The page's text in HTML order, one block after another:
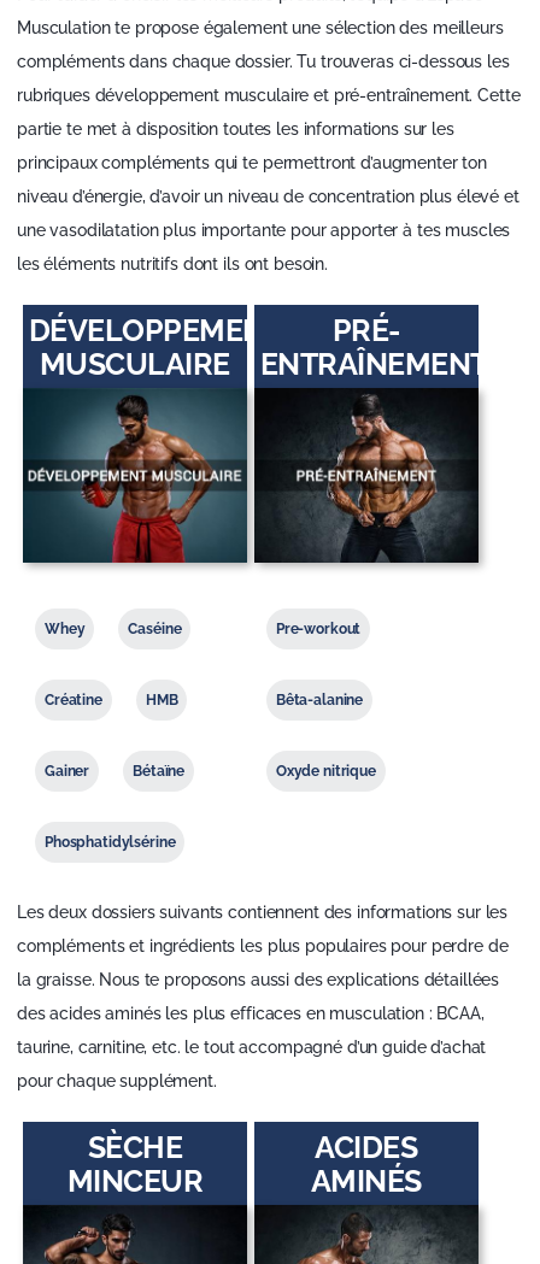
Musculation te propose également une sélection des meilleurs
compléments dans chaque dossier. Tu trouveras ci-dessous les
rubriques développement musculaire et pré-entraînement. Cette
partie te met à disposition toutes les informations sur les
principaux compléments qui te permettront d’augmenter ton
niveau d’énergie, d’avoir un niveau de concentration plus élevé et
une vasodilatation plus importante pour apporter à tes muscles
les éléments nutritifs dont ils ont besoin.
DÉVELOPPEMENT
MUSCULAIRE
PRÉ-
ENTRAÎNEMENT
Whey Caséine
Créatine HMB
Gainer Bétaïne
Phosphatidylsérine
Pre-workout
Bêta-alanine
Oxyde nitrique
Les deux dossiers suivants contiennent des informations sur les
compléments et ingrédients les plus populaires pour perdre de
la graisse. Nous te proposons aussi des explications détaillées
des acides aminés les plus efficaces en musculation : BCAA,
taurine, carnitine, etc. le tout accompagné d’un guide d’achat
pour chaque supplément.
SÈCHE
MINCEUR
ACIDES
AMINÉS